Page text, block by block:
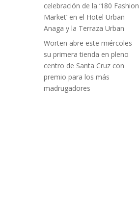
celebración de la ‘180 Fashion
Market’ en el Hotel Urban
Anaga y la Terraza Urban
Worten abre este miércoles
su primera tienda en pleno
centro de Santa Cruz con
premio para los más
madrugadores